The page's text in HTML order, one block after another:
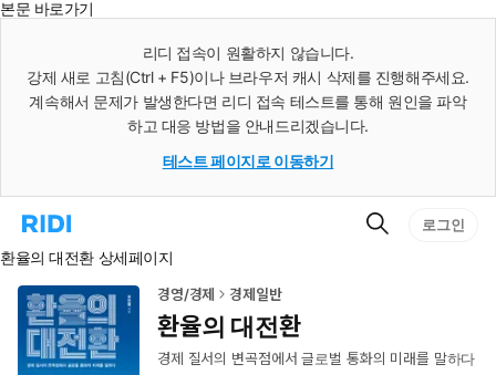
본문 바로가기
리디 접속이 원활하지 않습니다.
강제 새로 고침(Ctrl + F5)이나 브라우저 캐시 삭제를 진행해주세요.
계속해서 문제가 발생한다면 리디 접속 테스트를 통해 원인을 파악
하고 대응 방법을 안내드리겠습니다.
테스트 페이지로 이동하기
리
홈
로
이
동
검
로그인
환율의 대전환 상세페이지
경영/경제 경제일반
환율의 대전환
경제 질서의 변곡점에서 글로벌 통화의 미래를 말하다